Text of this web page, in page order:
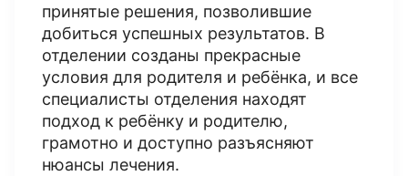
принятые решения, позволившие
добиться успешных результатов. В
отделении созданы прекрасные
условия для родителя и ребёнка, и все
специалисты отделения находят
подход к ребёнку и родителю,
грамотно и доступно разъясняют
нюансы лечения.